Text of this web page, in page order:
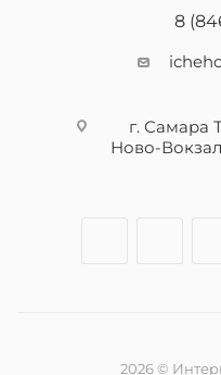
8
г. Самара
Ново-
2026 ©